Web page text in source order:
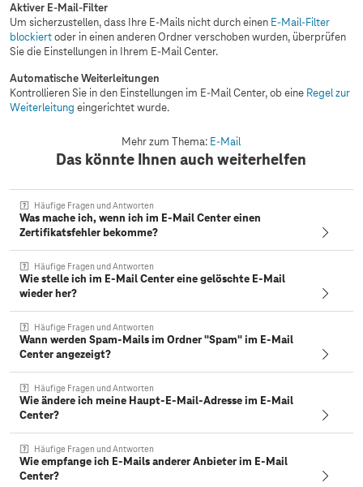
Aktiver E-Mail-Filter
Um sicherzustellen, dass Ihre E-Mails nicht durch einen E-Mail-Filter
blockiertoder in einen anderen Ordner verschoben wurden, überprüfen
Sie die Einstellungen in Ihrem E-Mail Center.
Automatische Weiterleitungen
Kontrollieren Sie in den Einstellungen im E-Mail Center, ob eine Regel zur
Weiterleitung eingerichtet wurde.
Mehr zum Thema: E-Mail
Das könnte Ihnen auch weiterhelfen
Häufige Fragen und Antworten
Was mache ich, wenn ich im E-Mail Center einen
Zertifikatsfehler bekomme?
Häufige Fragen und Antworten
Wie stelle ich im E-Mail Center eine gelöschte E-Mail
wieder her?
Häufige Fragen und Antworten
Wann werden Spam-Mails im Ordner "Spam" im E-Mail
Center angezeigt?
Häufige Fragen und Antworten
Wie ändere ich meine Haupt-E-Mail-Adresse im E-Mail
Center?
Häufige Fragen und Antworten
Wie empfange ich E-Mails anderer Anbieter im E-Mail
Center?